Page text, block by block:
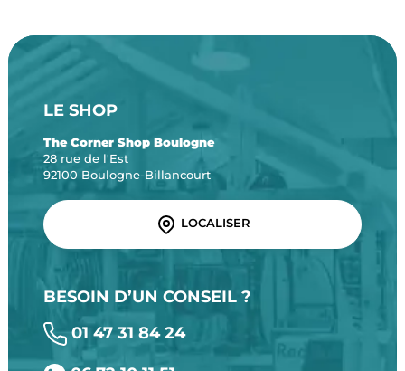
LE SHOP
The Corner Shop Boulogne
28 rue de l'Est
92100 Boulogne-Billancourt
LOCALISER
BESOIN D’UN CONSEIL ?
01 47 31 84 24